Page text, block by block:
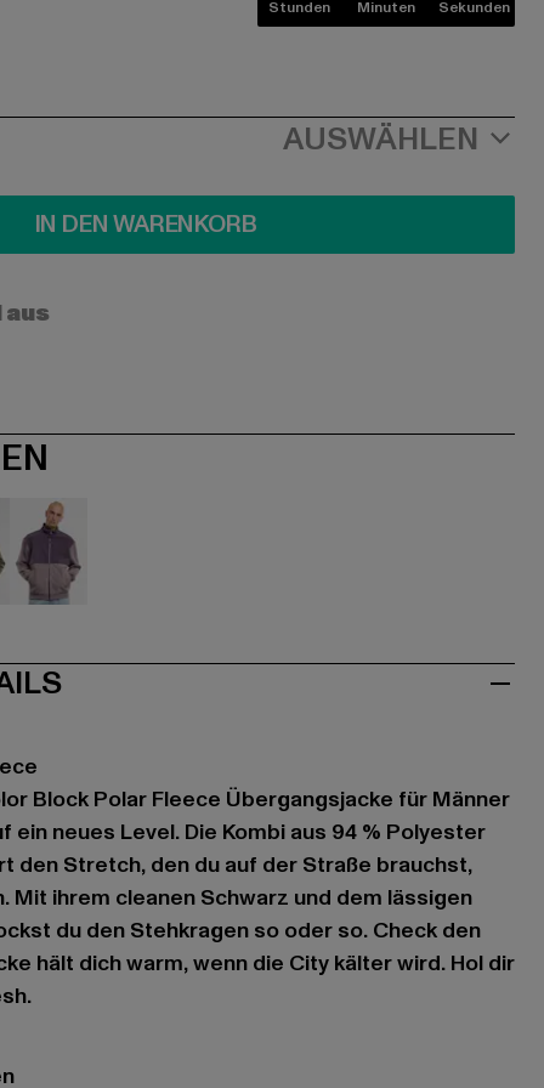
Stunden Minuten Sekunden
AUSWÄHLEN
IN DEN WARENKORB
Block Polar Fleece Übergangsjacke für Männer
ein neues Level. Die Kombi aus 94 % Polyester
den Stretch, den du auf der Straße brauchst,
Mit ihrem cleanen Schwarz und dem lässigen
du den Stehkragen so oder so. Check den
hält dich warm, wenn die City kälter wird. Hol dir